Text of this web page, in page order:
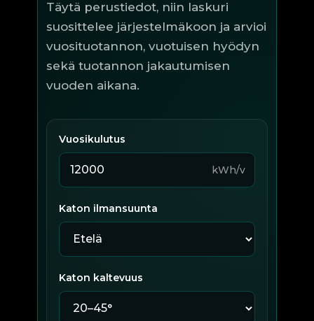
Täytä perustiedot, niin laskuri
suosittelee järjestelmäkoon ja arvioi
vuosituotannon, vuotuisen hyödyn
sekä tuotannon jakautumisen
vuoden aikana.
Vuosikulutus
kWh/v
Katon ilmansuunta
Katon kaltevuus